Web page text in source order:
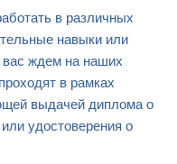
в различных
навыки или
ждем на наших
в рамках
выдачей диплома о
удостоверения о